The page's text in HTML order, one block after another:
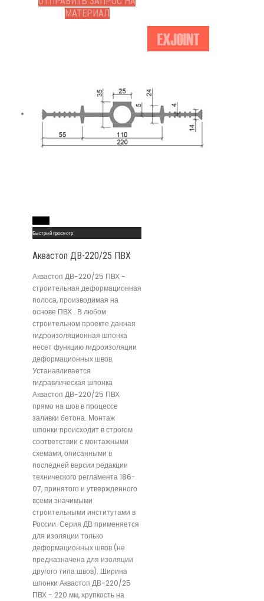
МАТЕРИАЛ
Быстрый просмотр
Аквастоп ДВ-220/25 ПВХ
Аквастоп ДВ-220/25 ПВХ -
строительная деформационная
полоса, производимая на
основе ПВХ . В любом
строительном проекте данная
гидроизоляционная шпонка
несет функцию гидроизоляции
деформационных швов.
Устанавливается
гидравлическая шпонка
Аквастоп ДВ-220/25 ПВХ
прямо на шов в процессе
заливки бетона. Монтаж
шпонки происходит в строгом
соответствии с монтажными
схемами, описанными в
последней версии редакции
технического регламента 186-
07, принятого и утвержденного
всеми значимыми
строительными институтами в
России. Серия ДВ применяется
для изоляции только
деформационных швов (не
предназначена для изоляции
другого типа швов). Ширина
шпонки Аквастоп ДВ-220/25
ПВХ - 220 мм, хрупкость на